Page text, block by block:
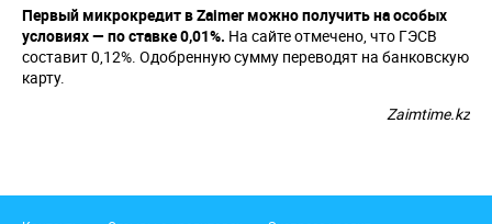
Первый микрокредит в Zaimer можно получить на особых
условиях — по ставке 0,01%. На сайте отмечено, что ГЭСВ
составит 0,12%. Одобренную сумму переводят на банковскую
карту.
Zaimtime.kz